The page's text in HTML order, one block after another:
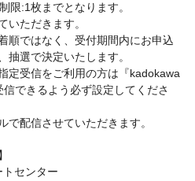
限:1枚までとなります。
ただきます。
順ではなく、受付期間内にお申込
抽選で決定いたします。
定受信をご利用の方は『kadokawa
できるよう必ず設定してくださ
で配信させていただきます。
トセンター